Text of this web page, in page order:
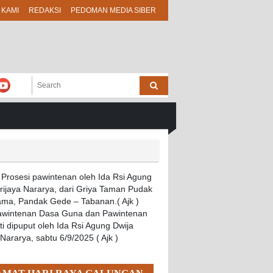
REDAKSI PEDOMAN MEDIA SIBER
Dasa Guna dan Pawintenan
dipuput oleh Ida Rsi Agung Dwija
sabtu 6/9/2025 ( Ajk )